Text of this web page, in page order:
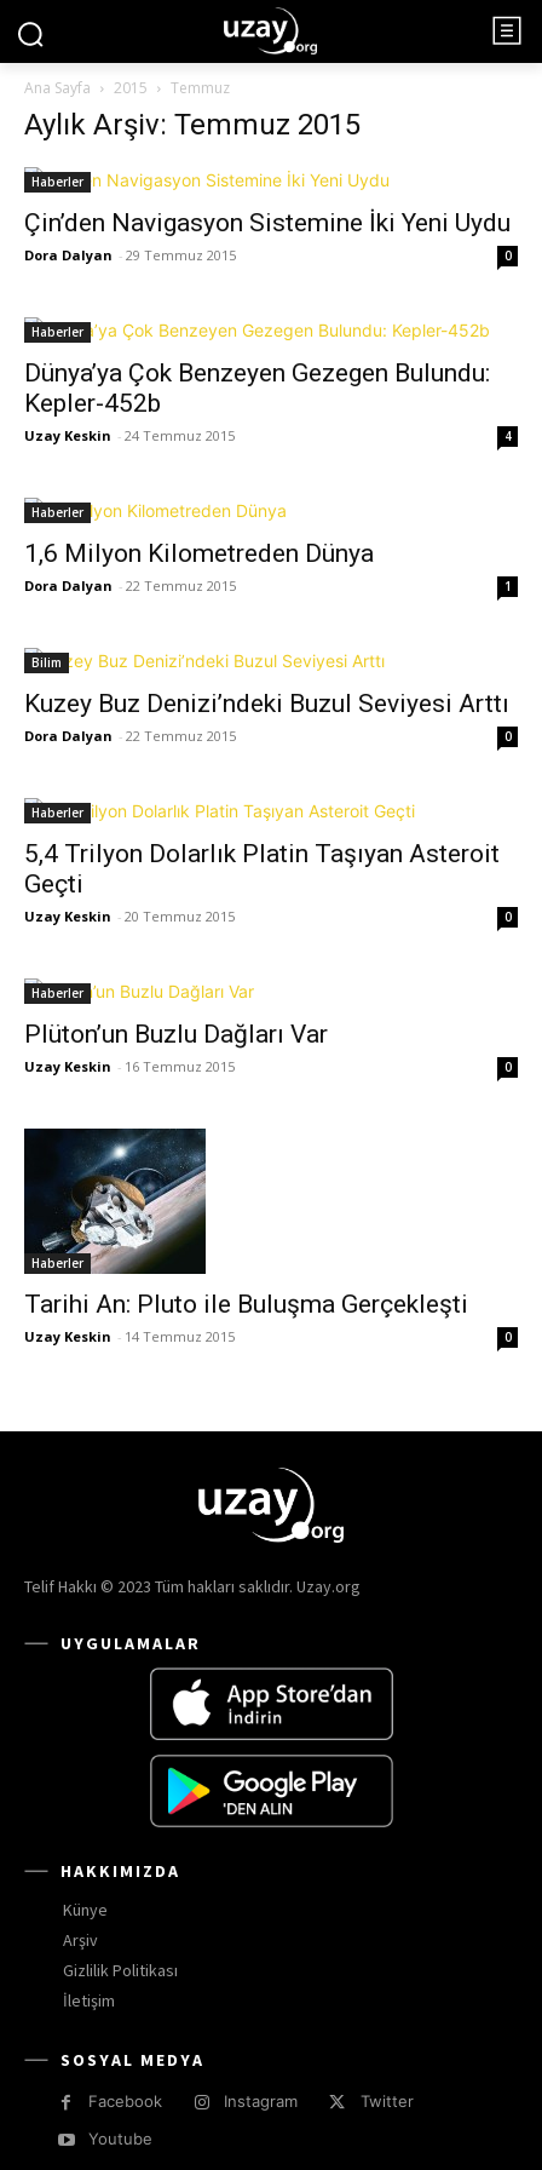
Ana Sayfa 2015 Temmuz
Aylık Arşiv: Temmuz 2015
Haberler
Çin’den Navigasyon Sistemine İki Yeni Uydu
Dora Dalyan - 29 Temmuz 2015 0
Haberler
Dünya’ya Çok Benzeyen Gezegen Bulundu:
Kepler-452b
Uzay Keskin - 24 Temmuz 2015 4
Haberler
1,6 Milyon Kilometreden Dünya
Dora Dalyan - 22 Temmuz 2015 1
Bilim
Kuzey Buz Denizi’ndeki Buzul Seviyesi Arttı
Dora Dalyan - 22 Temmuz 2015 0
Haberler
5,4 Trilyon Dolarlık Platin Taşıyan Asteroit
Geçti
Uzay Keskin - 20 Temmuz 2015 0
Haberler
Plüton’un Buzlu Dağları Var
Uzay Keskin - 16 Temmuz 2015 0
Haberler
Tarihi An: Pluto ile Buluşma Gerçekleşti
Uzay Keskin - 14 Temmuz 2015 0
Telif Hakkı © 2023 Tüm hakları saklıdır. Uzay.org
UYGULAMALAR
HAKKIMIZDA
Künye
Arşiv
Gizlilik Politikası
İletişim
SOSYAL MEDYA
Facebook Instagram
Twitter
Youtube